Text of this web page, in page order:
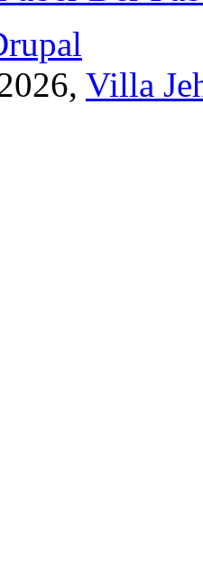
Villa